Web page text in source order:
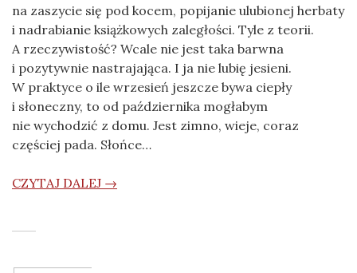
na zaszycie się pod kocem, popijanie ulubionej herbaty
i nadrabianie książkowych zaległości. Tyle z teorii.
A rzeczywistość? Wcale nie jest taka barwna
i pozytywnie nastrajająca. I ja nie lubię jesieni.
W praktyce o ile wrzesień jeszcze bywa ciepły
i słoneczny, to od października mogłabym
nie wychodzić z domu. Jest zimno, wieje, coraz
częściej pada. Słońce…
CZYTAJ DALEJ →